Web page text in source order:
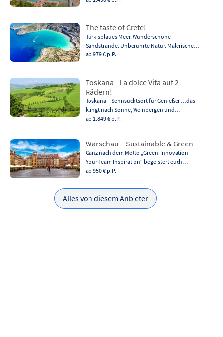
The taste of Crete!
Türkisblaues Meer. Wunderschöne
Sandstrände. Unberührte Natur. Malerische…
ab 979 € p.P.
Toskana - La dolce Vita auf 2
Rädern!
Toskana – Sehnsuchtsort für Genießer …das
klingt nach Sonne, Weinbergen und…
ab 1.849 € p.P.
Warschau – Sustainable & Green
Ganz nach dem Motto „Green-Innovation –
Your Team Inspiration“ begeistert euch…
ab 950 € p.P.
Alles von diesem Anbieter